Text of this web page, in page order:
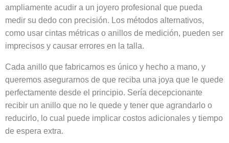
ampliamente acudir a un joyero profesional que pueda
medir su dedo con precisión. Los métodos alternativos,
como usar cintas métricas o anillos de medición, pueden ser
imprecisos y causar errores en la talla.
Cada anillo que fabricamos es único y hecho a mano, y
queremos asegurarnos de que reciba una joya que le quede
perfectamente desde el principio. Sería decepcionante
recibir un anillo que no le quede y tener que agrandarlo o
reducirlo, lo cual puede implicar costos adicionales y tiempo
de espera extra.